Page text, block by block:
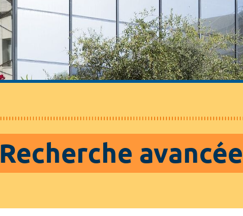
Recherche avancée